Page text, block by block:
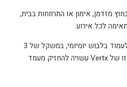
מזדמן, אימון או התרווחות בבית,
לכל אירוע.
קלת משקל ועמידה – בנויה לעמוד בלבוש יומיומי, במשקל של 3
אונקיות בלבד, חולצת טריקו זו של Vertx עשויה להחזיק מעמד